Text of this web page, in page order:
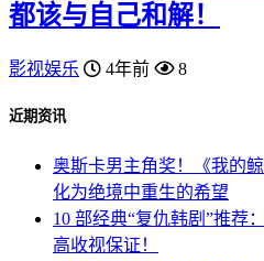
都该与自己和解！
影视娱乐 4年前 8
近期资讯
奥斯卡男主角奖！《我的
化为绝境中重生的希望
10 部经典“复仇韩剧”推荐
高收视保证！